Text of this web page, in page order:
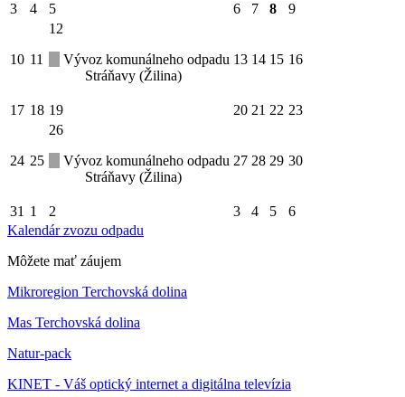
3 4 5 6 7 8 9
10 11
12
Vývoz komunálneho odpadu
Stráňavy (Žilina)
13 14 15 16
17 18 19 20 21 22 23
24 25
26
Vývoz komunálneho odpadu
Stráňavy (Žilina)
27 28 29 30
31 1 2 3 4 5
6
Kalendár zvozu odpadu
Môžete mať záujem
Mikroregion Terchovská dolina
Mas Terchovská dolina
Natur-pack
KINET - Váš optický internet a digitálna televízia